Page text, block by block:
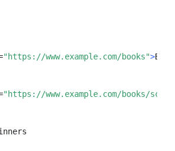
"https://www.example.com/books">
"https://www.example.com/books/